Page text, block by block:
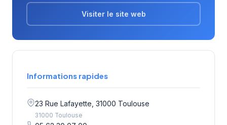
Visiter le site web
Informations rapides
23 Rue Lafayette, 31000 Toulouse
31000 Toulouse